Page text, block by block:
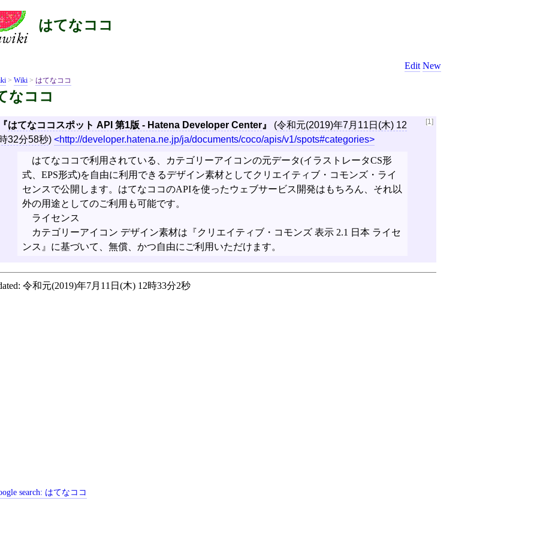
はてなココ
Edit New
> Wiki > はてなココ
なココ
[1]
はてなココスポット API 第1版 - Hatena Developer Center (令和元(2019)年7月11日(木) 12
32分58秒) http://developer.hatena.ne.jp/ja/documents/coco/apis/v1/spots#categories
はてなココで利用されている、カテゴリーアイコンの元データ(イラストレータCS形
式、EPS形式)を自由に利用できるデザイン素材としてクリエイティブ・コモンズ・ライ
センスで公開します。はてなココのAPIを使ったウェブサービス開発はもちろん、それ以
外の用途としてのご利用も可能です。
ライセンス
カテゴリーアイコン デザイン素材は『クリエイティブ・コモンズ 表示 2.1 日本 ライセ
ンス』に基づいて、無償、かつ自由にご利用いただけます。
令和元(2019)年7月11日(木) 12時33分2秒
search: はてなココ